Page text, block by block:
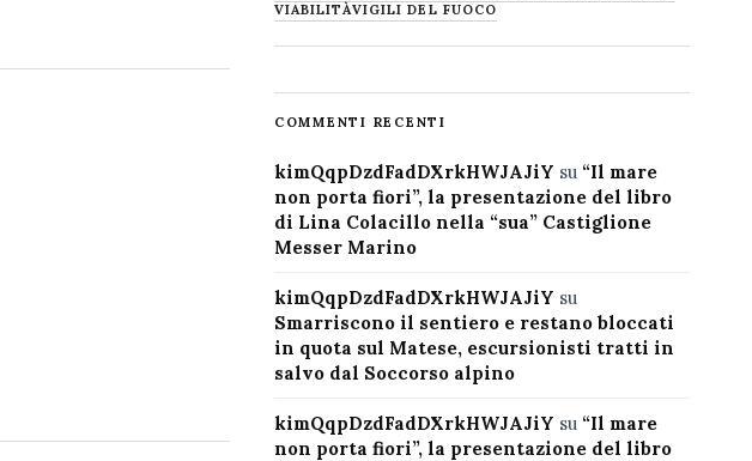
VIABILITÀVIGILI DEL FUOCO
COMMENTI RECENTI
kimQqpDzdFadDXrkHWJAJiY su “Il mare
non porta fiori”, la presentazione del libro
di Lina Colacillo nella “sua” Castiglione
Messer Marino
kimQqpDzdFadDXrkHWJAJiY su
Smarriscono il sentiero e restano bloccati
in quota sul Matese, escursionisti tratti in
salvo dal Soccorso alpino
kimQqpDzdFadDXrkHWJAJiY su “Il mare
non porta fiori”, la presentazione del libro